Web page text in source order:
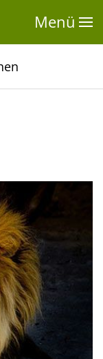
Menü